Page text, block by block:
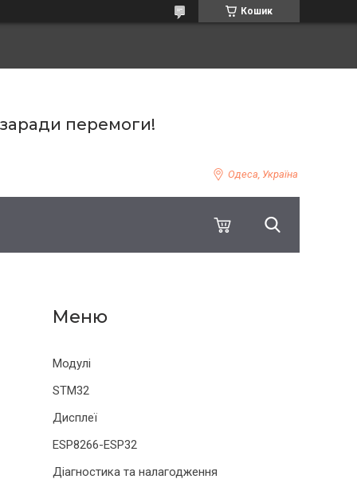
Кошик
перемоги!
Одеса, Україна
Модулі
STM32
Дисплеї
ESP8266-ESP32
Діагностика та налагодження